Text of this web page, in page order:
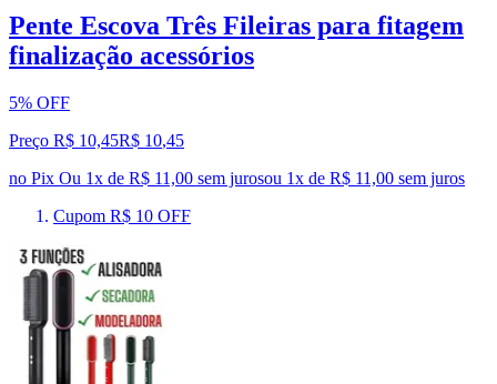
Pente Escova Três Fileiras para fitagem
finalização acessórios
5% OFF
Preço R$ 10,45R$ 10,45
no Pix Ou 1x de R$ 11,00 sem jurosou 1x de R$ 11,00 sem juros
Cupom R$ 10 OFF